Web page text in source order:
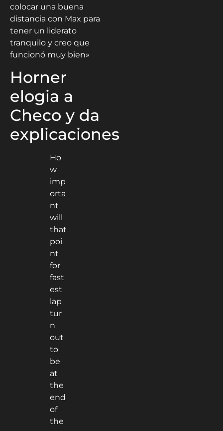
colocar una buena
distancia con Max para
tener un liderato
tranquilo y creo que
funcionó muy bien»
Horner
elogia a
Checo y da
explicaciones
Ho
w
imp
orta
nt
will
that
poi
nt
for
fast
est
lap
tur
n
out
to
be
at
the
end
of
the